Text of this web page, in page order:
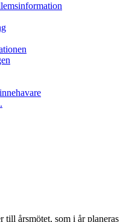
till årsmötet, som i år planeras